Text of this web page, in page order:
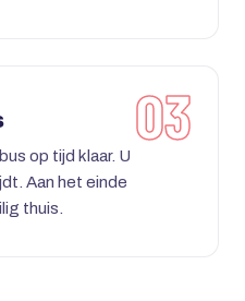
op tijd klaar. U
Aan het einde
thuis.